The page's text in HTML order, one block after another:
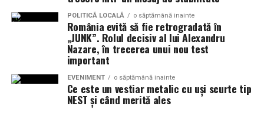
Dimensiune container transport:3 × 2,5
metri
Lungime panouri desfășurate:
liniari
Conectică:priză 220 V monofazic, priză
POLITICĂ LOCALĂ o săptămână inainte
România evită să fie retrogradată în
„JUNK”. Rolul decisiv al lui Alexandru
Nazare, în trecerea unui nou test
important
EVENIMENT o săptămână inainte
Ce este un vestiar metalic cu uși scurte tip
NEST și când merită ales